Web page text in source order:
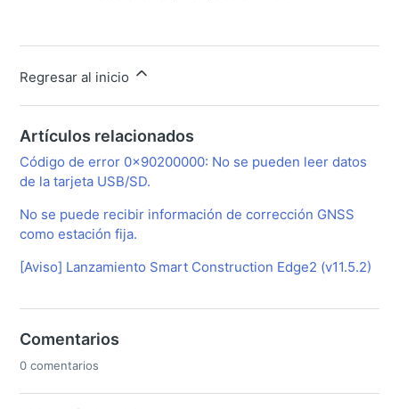
Regresar al inicio
Artículos relacionados
Código de error 0x90200000: No se pueden leer datos
de la tarjeta USB/SD.
No se puede recibir información de corrección GNSS
como estación fija.
[Aviso] Lanzamiento Smart Construction Edge2 (v11.5.2)
Comentarios
0 comentarios